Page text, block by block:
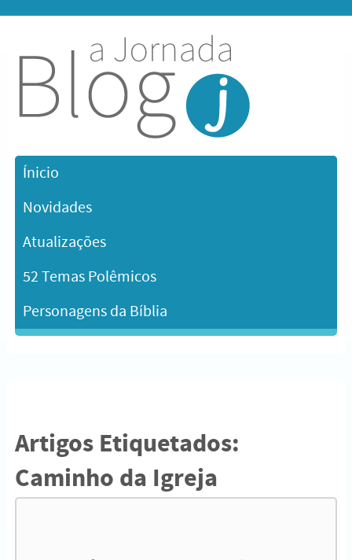
Ínicio
Novidades
Atualizações
52 Temas Polêmicos
Personagens da Bíblia
Artigos Etiquetados:
Caminho da Igreja